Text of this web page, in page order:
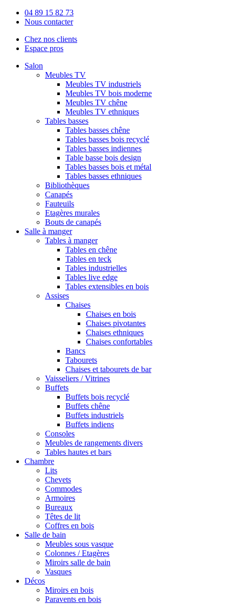
04 89 15 82 73
Nous contacter
Chez nos clients
Espace pros
Salon
Meubles TV
Meubles TV industriels
Meubles TV bois moderne
Meubles TV chêne
Meubles TV ethniques
Tables basses
Tables basses chêne
Tables basses bois recyclé
Tables basses indiennes
Table basse bois design
Tables basses bois et métal
Tables basses ethniques
Bibliothèques
Canapés
Fauteuils
Etagères murales
Bouts de canapés
Salle à manger
Tables à manger
Tables en chêne
Tables en teck
Tables industrielles
Tables live edge
Tables extensibles en bois
Assises
Chaises
Chaises en bois
Chaises pivotantes
Chaises ethniques
Chaises confortables
Bancs
Tabourets
Chaises et tabourets de bar
Vaisseliers / Vitrines
Buffets
Buffets bois recyclé
Buffets chêne
Buffets industriels
Buffets indiens
Consoles
Meubles de rangements divers
Tables hautes et bars
Chambre
Lits
Chevets
Commodes
Armoires
Bureaux
Têtes de lit
Coffres en bois
Salle de bain
Meubles sous vasque
Colonnes / Etagères
Miroirs salle de bain
Vasques
Décos
Miroirs en bois
Paravents en bois